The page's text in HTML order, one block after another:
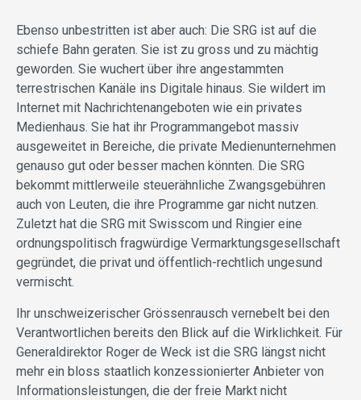
Ebenso unbestritten ist aber auch: Die SRG ist auf die
schiefe Bahn geraten. Sie ist zu gross und zu mächtig
geworden. Sie wuchert über ihre angestammten
terrestrischen Kanäle ins Digitale hinaus. Sie wildert im
Internet mit Nachrichtenangeboten wie ein privates
Medienhaus. Sie hat ihr Programmangebot massiv
ausgeweitet in Bereiche, die private Medienunternehmen
genauso gut oder besser machen könnten. Die SRG
bekommt mittlerweile steuerähnliche Zwangsgebühren
auch von Leuten, die ihre Programme gar nicht nutzen.
Zuletzt hat die SRG mit Swisscom und Ringier eine
ordnungspolitisch fragwürdige Vermarktungsgesellschaft
gegründet, die privat und öffentlich-rechtlich ungesund
vermischt.
Ihr unschweizerischer Grössenrausch vernebelt bei den
Verantwortlichen bereits den Blick auf die Wirklichkeit. Für
Generaldirektor Roger de Weck ist die SRG längst nicht
mehr ein bloss staatlich konzessionierter Anbieter von
Informationsleistungen, die der freie Markt nicht